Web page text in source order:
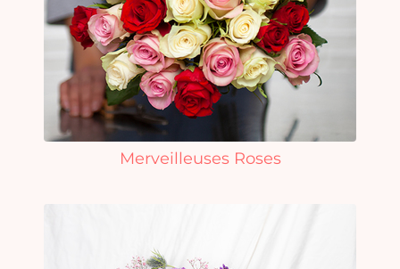
Merveilleuses Roses